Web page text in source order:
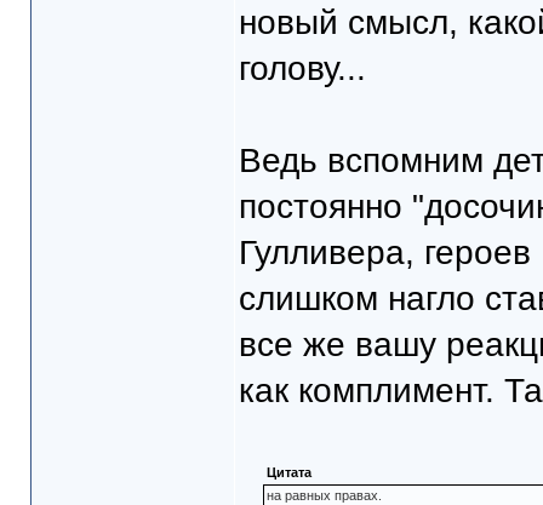
новый смысл,
голову...
Ведь вспомним
постоянно
Гулливера,
слишком нагло
все же вашу
как комплимент.
Цитата
на равных правах.